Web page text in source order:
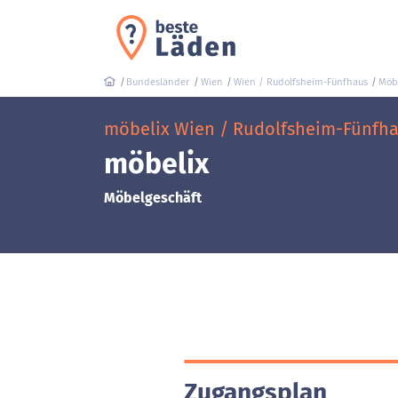
Bundesländer Wien Wien / Rudolfsheim-Fünfhaus
möbelix Wien / Rudolfsheim-
möbelix
Möbelgeschäft